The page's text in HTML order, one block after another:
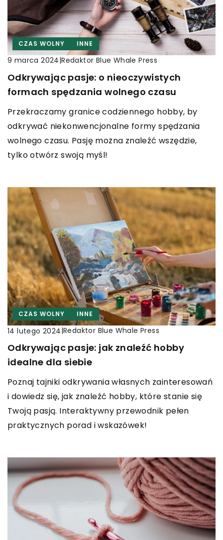
CZAS WOLNY INNE
9 marca 2024|Redaktor Blue Whale Press
Odkrywając pasje: o nieoczywistych
formach spędzania wolnego czasu
Przekraczamy granice codziennego hobby, by
odkrywać niekonwencjonalne formy spędzania
wolnego czasu. Pasję można znaleźć wszędzie,
tylko otwórz swoją myśl!
CZAS WOLNY INNE
14 lutego 2024|Redaktor Blue Whale Press
Odkrywając pasje: jak znaleźć hobby
idealne dla siebie
Poznaj tajniki odkrywania własnych zainteresowań
i dowiedz się, jak znaleźć hobby, które stanie się
Twoją pasją. Interaktywny przewodnik pełen
praktycznych porad i wskazówek!